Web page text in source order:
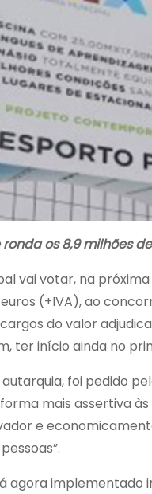
os 8,9 milhões
vai votar, na
euros (+IVA), ao
do valor
ter início ainda no
foi pedido
mais assertiva
e
agora implementado